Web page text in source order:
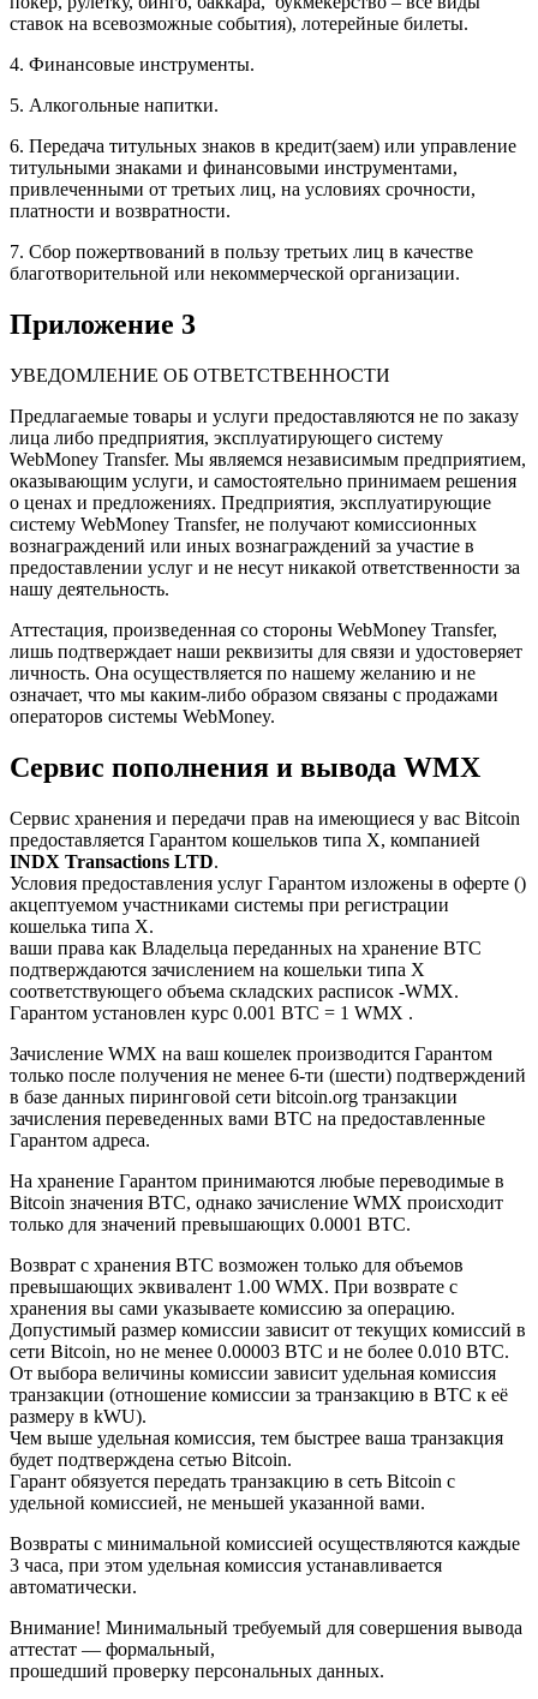
ставок на всевозможные события), лотерейные билеты.
4. Финансовые инструменты.
5. Алкогольные напитки.
6. Передача титульных знаков в кредит(заем) или управление
титульными знаками и финансовыми инструментами,
привлеченными от третьих лиц, на условиях срочности,
платности и возвратности.
7. Сбор пожертвований в пользу третьих лиц в качестве
благотворительной или некоммерческой организации.
Приложение 3
УВЕДОМЛЕНИЕ ОБ ОТВЕТСТВЕННОСТИ
Предлагаемые товары и услуги предоставляются не по заказу
лица либо предприятия, эксплуатирующего систему
WebMoney Transfer. Мы являемся независимым предприятием,
оказывающим услуги, и самостоятельно принимаем решения
о ценах и предложениях. Предприятия, эксплуатирующие
систему WebMoney Transfer, не получают комиссионных
вознаграждений или иных вознаграждений за участие в
предоставлении услуг и не несут никакой ответственности за
нашу деятельность.
Аттестация, произведенная со стороны WebMoney Transfer,
лишь подтверждает наши реквизиты для связи и удостоверяет
личность. Она осуществляется по нашему желанию и не
означает, что мы каким-либо образом связаны с продажами
операторов системы WebMoney.
Сервис пополнения и вывода WMX
Сервис хранения и передачи прав на имеющиеся у вас Bitcoin
предоставляется Гарантом кошельков типа X, компанией
INDX Transactions LTD.
Условия предоставления услуг Гарантом изложены в оферте ()
акцептуемом участниками системы при регистрации
кошелька типа X.
ваши права как Владельца переданных на хранение BTC
подтверждаются зачислением на кошельки типа Х
соответствующего объема складских расписок -WMX.
Гарантом установлен курс 0.001 BTC = 1 WMX .
Зачисление WMX на ваш кошелек производится Гарантом
только после получения не менее 6-ти (шести) подтверждений
в базе данных пиринговой сети bitcoin.org транзакции
зачисления переведенных вами BTC на предоставленные
Гарантом адреса.
На хранение Гарантом принимаются любые переводимые в
Bitcoin значения BTC, однако зачисление WMX происходит
только для значений превышающих 0.0001 BTC.
Возврат с хранения BTC возможен только для объемов
превышающих эквивалент 1.00 WMX. При возврате с
хранения вы сами указываете комиссию за операцию.
Допустимый размер комиссии зависит от текущих комиссий в
сети Bitcoin, но не менее 0.00003 BTC и не более 0.010 BTC.
От выбора величины комиссии зависит удельная комиссия
транзакции (отношение комиссии за транзакцию в BTC к её
размеру в kWU).
Чем выше удельная комиссия, тем быстрее ваша транзакция
будет подтверждена сетью Bitcoin.
Гарант обязуется передать транзакцию в сеть Bitcoin с
удельной комиссией, не меньшей указанной вами.
Возвраты с минимальной комиссией осуществляются каждые
3 часа, при этом удельная комиссия устанавливается
автоматически.
Внимание! Минимальный требуемый для совершения вывода
аттестат — формальный,
прошедший проверку персональных данных.